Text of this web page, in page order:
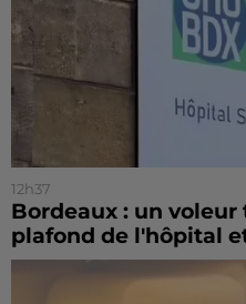
12h37
Bordeaux : un voleur
plafond de l'hôpital